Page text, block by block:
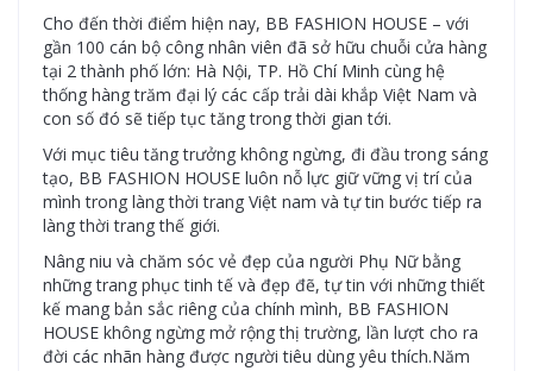
Cho đến thời điểm hiện nay, BB FASHION HOUSE – với
gần 100 cán bộ công nhân viên đã sở hữu chuỗi cửa hàng
tại 2 thành phố lớn: Hà Nội, TP. Hồ Chí Minh cùng hệ
thống hàng trăm đại lý các cấp trải dài khắp Việt Nam và
con số đó sẽ tiếp tục tăng trong thời gian tới.
Với mục tiêu tăng trưởng không ngừng, đi đầu trong sáng
tạo, BB FASHION HOUSE luôn nỗ lực giữ vững vị trí của
mình trong làng thời trang Việt nam và tự tin bước tiếp ra
làng thời trang thế giới.
Nâng niu và chăm sóc vẻ đẹp của người Phụ Nữ bằng
những trang phục tinh tế và đẹp đẽ, tự tin với những thiết
kế mang bản sắc riêng của chính mình, BB FASHION
HOUSE không ngừng mở rộng thị trường, lần lượt cho ra
đời các nhãn hàng được người tiêu dùng yêu thích.Năm